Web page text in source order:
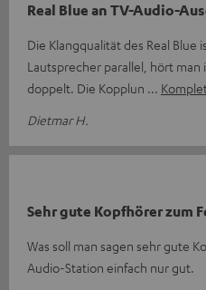
Real Blue an TV-Audio-
Die Klangqualität des Real Blue
Lautsprecher parallel, hört man
doppelt. Die Kopplun
Dietmar H.
Sehr gute Kopfhörer zum
Was soll man sagen sehr gute
Audio-Station einfach nur gut.